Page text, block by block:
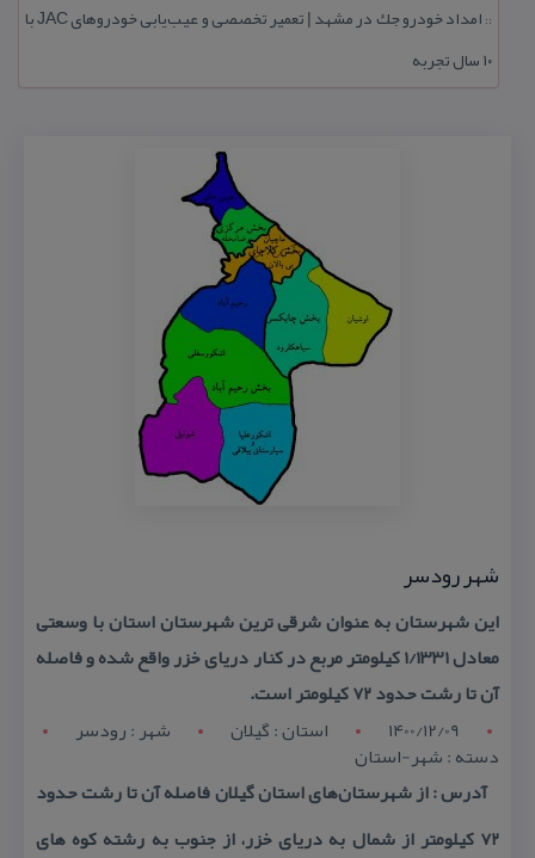
::
امداد خودرو جك در مشهد | تعمیر تخصصی و عیب‌یابی خودروهای JAC با
۱۰ سال تجربه
شهر رودسر
این شهرستان به عنوان شرقی ترین شهرستان استان با وسعتی
معادل ۱/۱۳۳۱ كیلومتر مربع در كنار دریای خزر واقع شده و فاصله
آن تا رشت حدود ۷۲ كیلومتر است.
1400/12/09
استان : گيلان شهر : رودسر
دسته : شهر-استان
آدرس : از شهرستان‌‌های استان گیلان فاصله آن تا رشت حدود
۷۲ كیلومتر از شمال به دریای خزر، از جنوب به رشته كوه های